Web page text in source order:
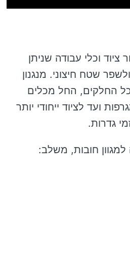
ציוד וכלי עבודה שניתן
שטח חיצוני. מנגנון
החלקים, החל מכלים
ועד לציוד ייחודי יותר
גדרות.
למגוון חובות, משלב: